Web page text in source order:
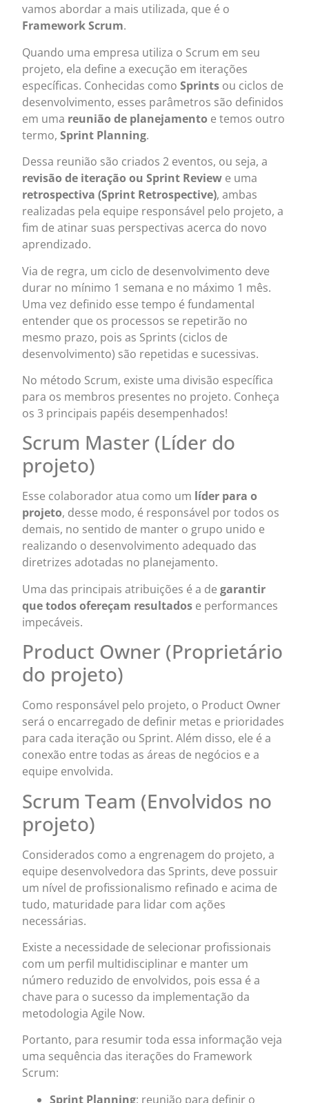
vamos abordar a mais utilizada, que é o
Framework Scrum.
Quando uma empresa utiliza o Scrum em seu
projeto, ela define a execução em iterações
específicas. Conhecidas comoSprints ou ciclos de
desenvolvimento, esses parâmetros são definidos
em uma reunião de planejamento e temos outro
termo,Sprint Planning.
Dessa reunião são criados 2 eventos, ou seja, a
revisão de iteração ou Sprint Review e uma
retrospectiva (Sprint Retrospective), ambas
realizadas pela equipe responsável pelo projeto, a
fim de atinar suas perspectivas acerca do novo
aprendizado.
Via de regra, um ciclo de desenvolvimento deve
durar no mínimo 1 semana e no máximo 1 mês.
Uma vez definido esse tempo é fundamental
entender que os processos se repetirão no
mesmo prazo, pois as Sprints (ciclos de
desenvolvimento) são repetidas e sucessivas.
No método Scrum, existe uma divisão específica
para os membros presentes no projeto. Conheça
os 3 principais papéis desempenhados!
Scrum Master (Líder do
projeto)
Esse colaborador atua como um líder para o
projeto, desse modo, é responsável por todos os
demais, no sentido de manter o grupo unido e
realizando o desenvolvimento adequado das
diretrizes adotadas no planejamento.
Uma das principais atribuições é a degarantir
que todos ofereçam resultados e performances
impecáveis.
Product Owner (Proprietário
do projeto)
Como responsável pelo projeto, o Product Owner
será o encarregado de definir metas e prioridades
para cada iteração ou Sprint. Além disso, ele é a
conexão entre todas as áreas de negócios e a
equipe envolvida.
Scrum Team (Envolvidos no
projeto)
Considerados como a engrenagem do projeto, a
equipe desenvolvedora das Sprints, deve possuir
um nível de profissionalismo refinado e acima de
tudo, maturidade para lidar com ações
necessárias.
Existe a necessidade de selecionar profissionais
com um perfil multidisciplinar e manter um
número reduzido de envolvidos, pois essa é a
chave para o sucesso da implementação da
metodologia Agile Now.
Portanto, para resumir toda essa informação veja
uma sequência das iterações do Framework
Scrum:
Sprint Planning: reunião para definir o